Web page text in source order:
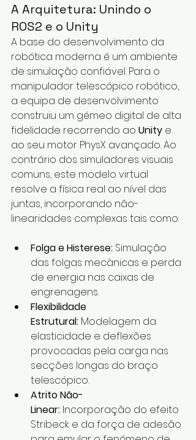
A Arquitetura: Unindo o
ROS2 e o Unity
A base do desenvolvimento da
robótica moderna é um ambiente
de simulação confiável. Para o
manipulador telescópico robótico,
a equipa de desenvolvimento
construiu um gémeo digital de alta
fidelidade recorrendo ao Unity e
ao seu motor PhysX avançado. Ao
contrário dos simuladores visuais
comuns, este modelo virtual
resolve a física real ao nível das
juntas, incorporando não-
linearidades complexas tais como:
Folga e Histerese: Simulação
das folgas mecânicas e perda
de energia nas caixas de
engrenagens.
Flexibilidade
Estrutural: Modelagem da
elasticidade e deflexões
provocadas pela carga nas
secções longas do braço
telescópico.
Atrito Não-
Linear: Incorporação do efeito
Stribeck e da força de adesão